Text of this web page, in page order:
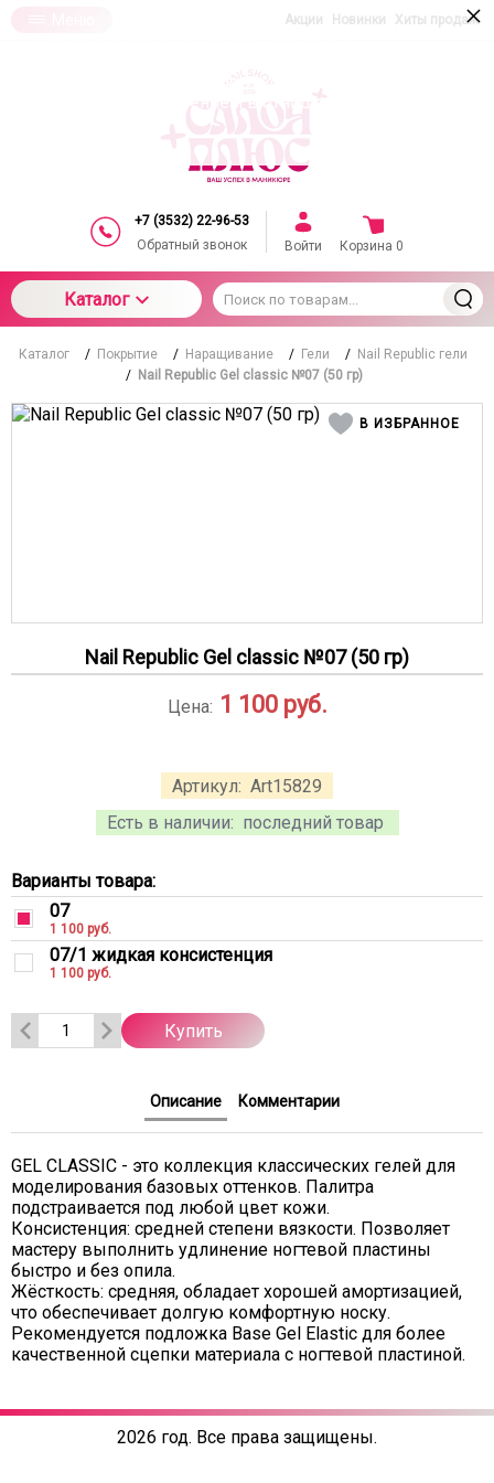
Акции Новинки Хиты продаж
+7 (3532) 22-96-53
Обратный звонок
Войти Корзина 0
Каталог
Каталог / Покрытие / Наращивание / Гели / Nail Republic гели
/ Nail Republic Gel classic №07 (50 гр)
В ИЗБРАННОЕ
Nail Republic Gel classic №07 (50 гр)
Артикул: Art15829
Есть в наличии: последний товар
Цена: 1 100 руб.
Варианты товара:
07
1 100 руб.
07/1 жидкая консистенция
1 100 руб.
Купить
Описание Комментарии
GEL CLASSIC - это коллекция классических гелей для
моделирования базовых оттенков. Палитра
подстраивается под любой цвет кожи.
Консистенция: средней степени вязкости. Позволяет
мастеру выполнить удлинение ногтевой пластины
быстро и без опила.
Жёсткость: средняя, обладает хорошей амортизацией,
что обеспечивает долгую комфортную носку.
Рекомендуется подложка Base Gel Elastic для более
качественной сцепки материала с ногтевой пластиной.
2026 год. Все права защищены.
компанией cookie-файлов в соответствии с
настоящим соглашением в отношении данного
×